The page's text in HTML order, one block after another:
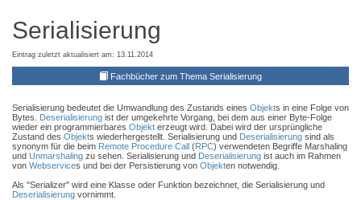
Serialisierung
Eintrag zuletzt aktualisiert am: 13.11.2014
Fachbücher zum Thema Serialisierung
Serialisierung bedeutet die Umwandlung des Zustands eines Objekts in eine Folge von
Bytes. Deserialisierung ist der umgekehrte Vorgang, bei dem aus einer Byte-Folge
wieder ein programmierbares Objekt erzeugt wird. Dabei wird der ursprüngliche
Zustand des Objekts wiederhergestellt. Serialisierung und Deserialisierung sind als
synonym für die beim Remote Procedure Call (RPC) verwendeten Begriffe Marshaling
und Unmarshaling zu sehen. Serialisierung und Deserialisierung ist auch im Rahmen
von Webservices und bei der Persistierung von Objekten notwendig.
Als "Serializer" wird eine Klasse oder Funktion bezeichnet, die Serialisierung und
Deserialisierung vornimmt.